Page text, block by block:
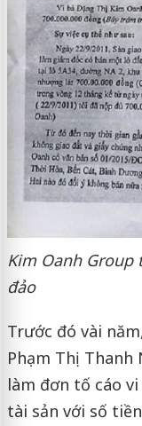
Kim Oanh
đảo
Trước đó vài
Phạm Thị Thanh
làm đơn tố cáo
tài sản với số